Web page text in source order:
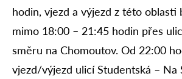
hodin, vjezd a výjezd z této oblasti
mimo 18:00 – 21:45 hodin přes
směru na Chomoutov. Od 22:00
vjezd/výjezd ulicí Studentská – Na